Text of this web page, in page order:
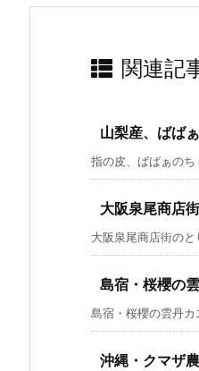
関連記
山梨産、ばば
指の皮、ばばぁのち
大阪泉尾商店
大阪泉尾商店街のと
島宿・桜櫻の
島宿・桜櫻の雲丹カ
沖縄・クマザ